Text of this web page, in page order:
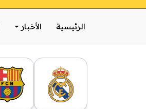
الرئيسية الأخبار